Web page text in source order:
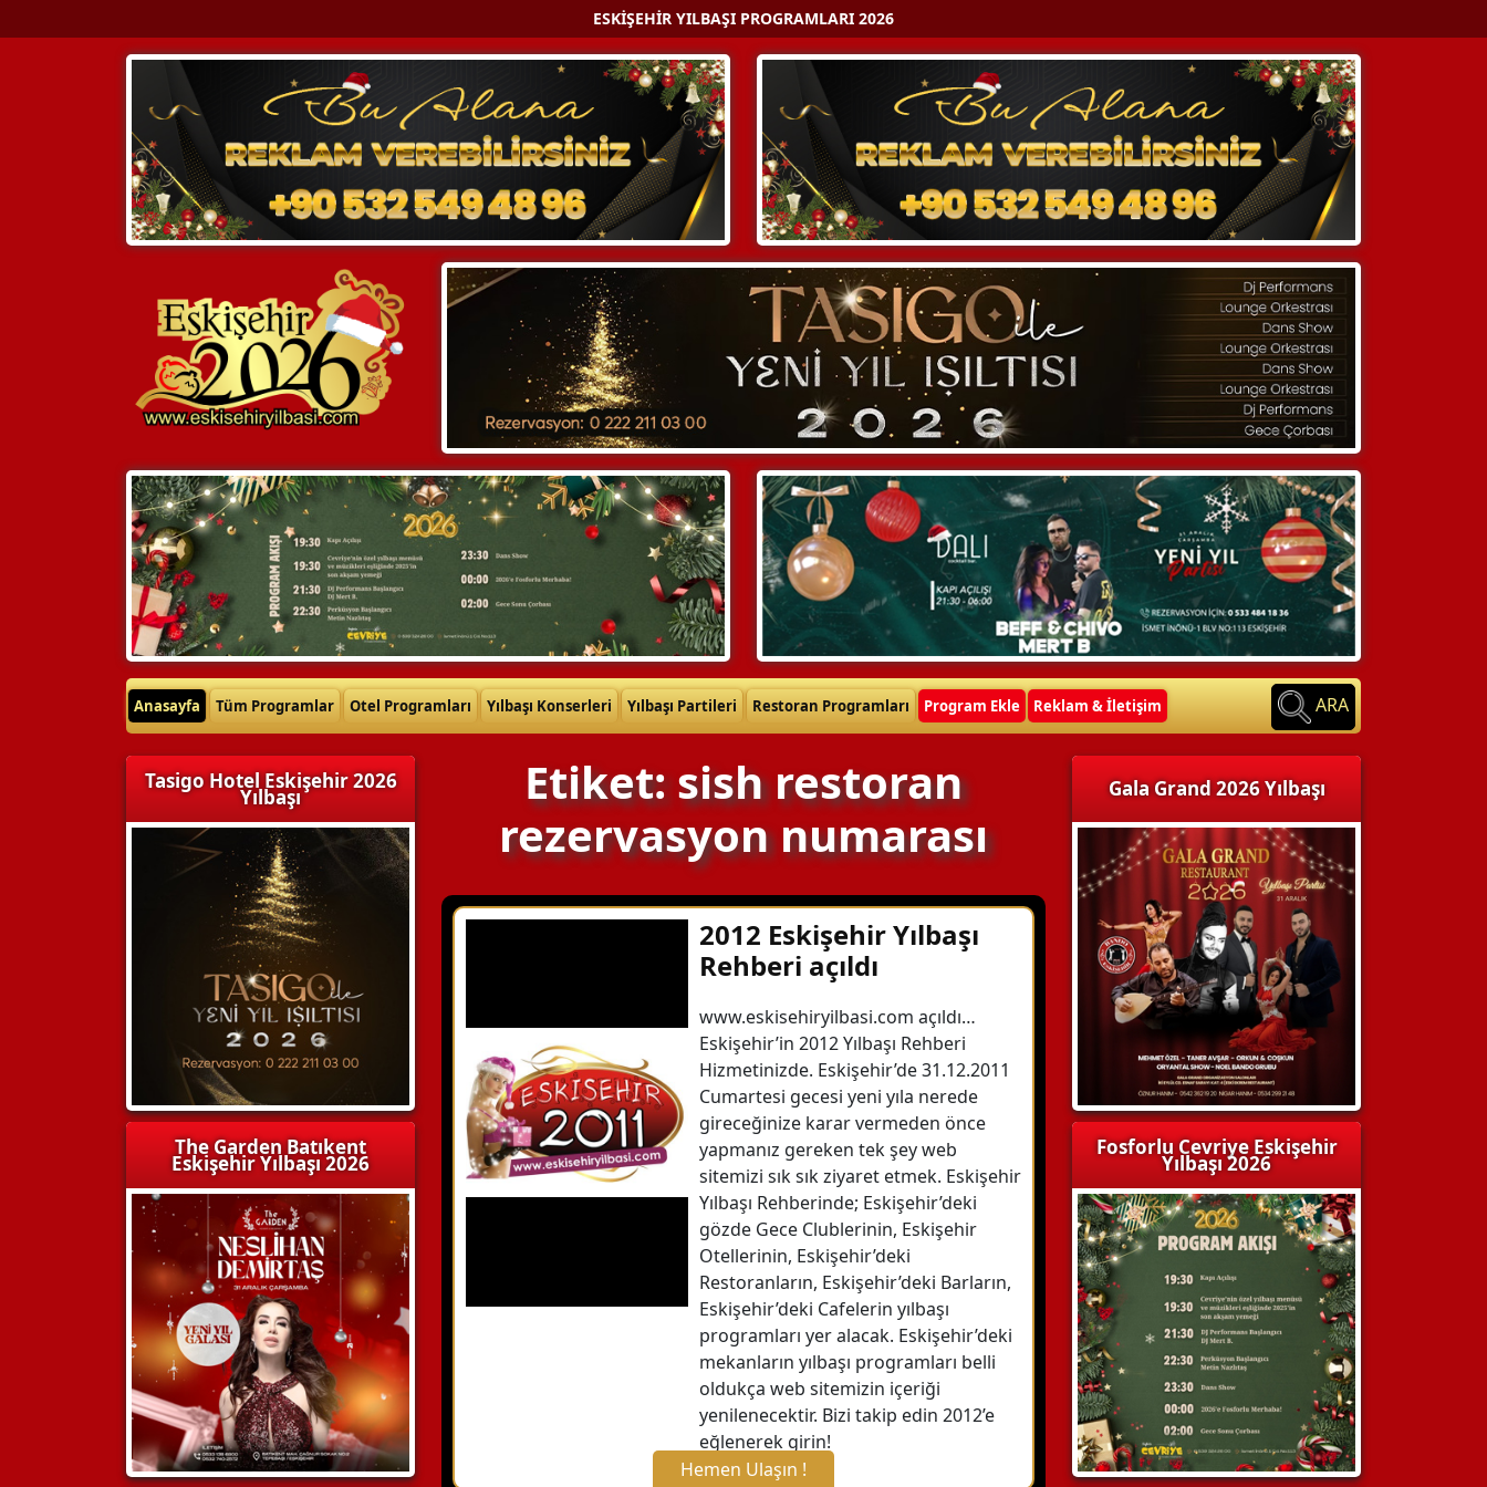
ESKIŞEHIR YILBAŞI PROGRAMLARI 2026
Anasayfa Tüm Programlar Otel Programları Yılbaşı Konserleri Yılbaşı Partileri Restoran Programları Program Ekle Reklam & İletişim ARA
Tasigo Hotel Eskişehir 2026
Yılbaşı
The Garden Batıkent
Eskişehir Yılbaşı 2026
Etiket: sish restoran
rezervasyon numarası
2012 Eskişehir Yılbaşı
Rehberi açıldı
www.eskisehiryilbasi.com açıldı…
Eskişehir’in 2012 Yılbaşı Rehberi
Hizmetinizde. Eskişehir’de 31.12.2011
Cumartesi gecesi yeni yıla nerede
gireceğinize karar vermeden önce
yapmanız gereken tek şey web
sitemizi sık sık ziyaret etmek. Eskişehir
Yılbaşı Rehberinde; Eskişehir’deki
gözde Gece Clublerinin, Eskişehir
Otellerinin, Eskişehir’deki
Restoranların, Eskişehir’deki Barların,
Eskişehir’deki Cafelerin yılbaşı
programları yer alacak. Eskişehir’deki
mekanların yılbaşı programları belli
oldukça web sitemizin içeriği
yenilenecektir. Bizi takip edin 2012’e
eğlenerek girin!
Hemen Ulaşın !
Gala Grand 2026 Yılbaşı
Fosforlu Cevriye Eskişehir
Yılbaşı 2026